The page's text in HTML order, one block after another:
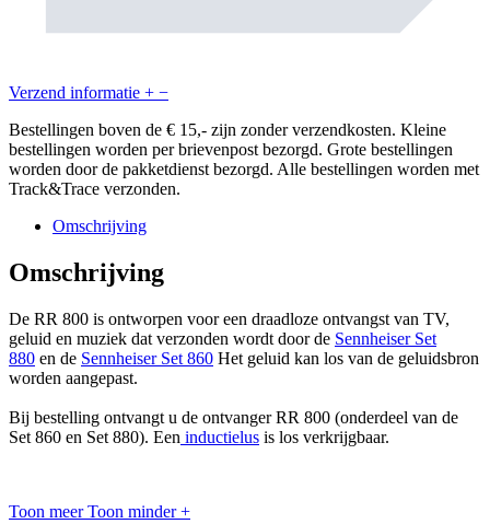
Verzend informatie + −
Bestellingen boven de € 15,- zijn zonder verzendkosten. Kleine
bestellingen worden per brievenpost bezorgd. Grote bestellingen
worden door de pakketdienst bezorgd. Alle bestellingen worden met
Track&Trace verzonden.
Omschrijving
Omschrijving
De RR 800 is ontworpen voor een draadloze ontvangst van TV,
geluid en muziek dat verzonden wordt door de Sennheiser Set
880 en de Sennheiser Set 860 Het geluid kan los van de geluidsbron
worden aangepast.
Bij bestelling ontvangt u de ontvanger RR 800 (onderdeel van de
Set 860 en Set 880). Een inductielus is los verkrijgbaar.
Toon meer Toon minder +